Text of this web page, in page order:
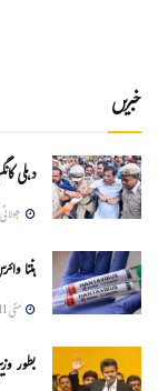
خبریں
دہلی
جولائی 22, 2026
ہنتا
مئی 11, 2026
بطور